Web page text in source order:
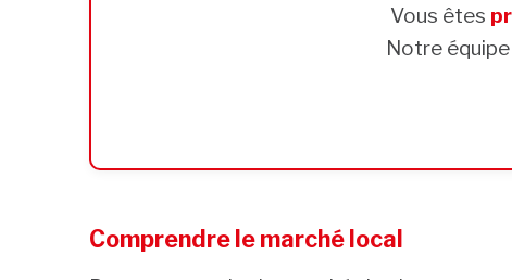
Vous êtes
Notre
Comprendre le marché local